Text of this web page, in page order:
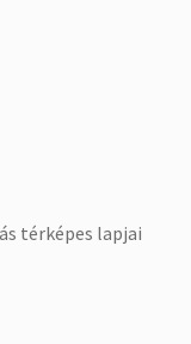
térképes lapjai